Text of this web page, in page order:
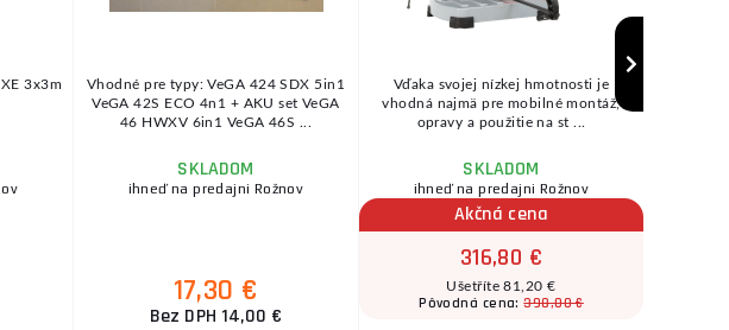
3x3m
Vhodné pre typy: VeGA 424 SDX 5in1
VeGA 42S ECO 4n1 + AKU set VeGA
46 HWXV 6in1 VeGA 46S ...
SKLADOM
ihneď na predajni Rožnov
17,30 €
Bez DPH 14,00 €
Vďaka svojej nízkej hmotnosti je
vhodná najmä pre mobilné montáž,
opravy a použitie na st ...
SKLADOM
ihneď na predajni Rožnov
Akčná cena
316,80 €
Ušetříte 81,20 €
Pôvodná cena:398,00 €